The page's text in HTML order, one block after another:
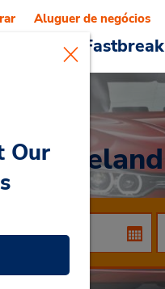
Fastbreak
Aluguer de negócios
Cleveland
Our